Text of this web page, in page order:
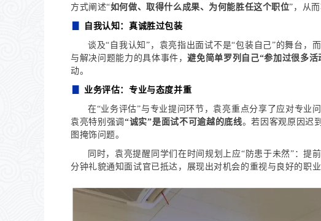
方式阐述“如何做、取得什么成果、为何能胜任这个职位”，从
自我认知：真诚胜过包装
谈及“自我认知”，袁亮指出面试不是“包装自己”的舞台，
与解决问题能力的具体事件，避免简单罗列自己“参加过很多活
动。
▊业务评估：专业与态度并重
在“业务评估”与专业提问环节，袁亮重点分享了应对专业
袁亮特别强调“诚实”是面试不可逾越的底线。若因客观原因迟
图掩饰问题。
同时，袁亮提醒同学们在时间规划上应“防患于未然”：
分钟礼貌通知面试官已抵达，展现出对机会的重视与良好的职业